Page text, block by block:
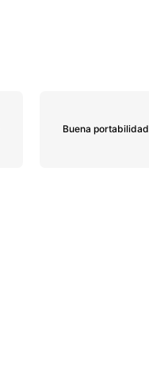
Buena portabilidad